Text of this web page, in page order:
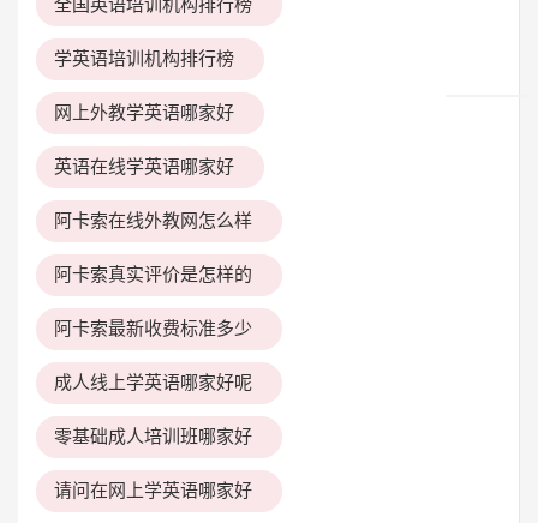
全国英语培训机构排行榜
学英语培训机构排行榜
网上外教学英语哪家好
英语在线学英语哪家好
阿卡索在线外教网怎么样
阿卡索真实评价是怎样的
阿卡索最新收费标准多少
成人线上学英语哪家好呢
零基础成人培训班哪家好
请问在网上学英语哪家好